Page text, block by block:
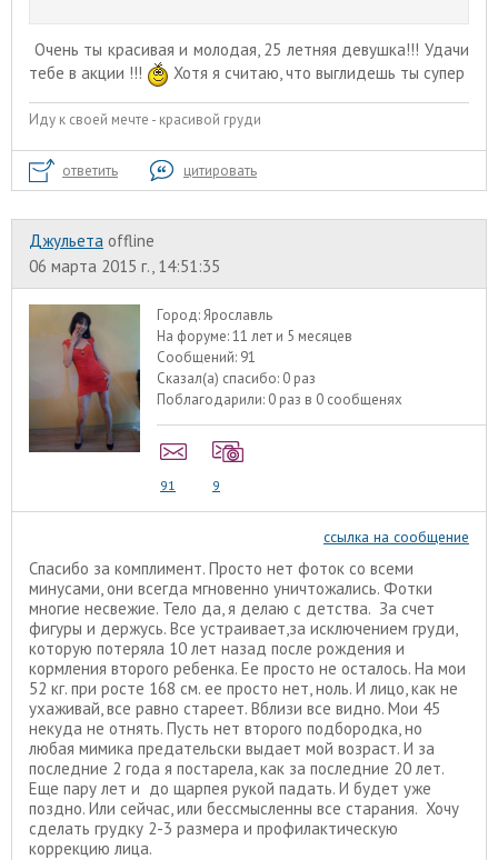
Очень ты красивая и молодая, 25 летняя девушка!!! Удачи
тебе в акции !!!
Хотя я считаю, что выглидешь ты супер
Иду к своей мечте - красивой груди
ответить цитировать
Джульета offline
06 марта 2015 г., 14:51:35
Город:Ярославль
На форуме:11 лет и 5 месяцев
Сообщений: 91
Сказал(а) спасибо: 0 раз
Поблагодарили: 0 раз в 0 сообщенях
91 9
ссылка на сообщение
Спасибо за комплимент. Просто нет фоток со всеми
минусами, они всегда мгновенно уничтожались. Фотки
многие несвежие. Тело да, я делаю с детства. За счет
фигуры и держусь. Все устраивает,за исключением груди,
которую потеряла 10 лет назад после рождения и
кормления второго ребенка. Ее просто не осталось. На мои
52 кг. при росте 168 см. ее просто нет, ноль. И лицо, как не
ухаживай, все равно стареет. Вблизи все видно. Мои 45
некуда не отнять. Пусть нет второго подбородка, но
любая мимика предательски выдает мой возраст. И за
последние 2 года я постарела, как за последние 20 лет.
Еще пару лет и до щарпея рукой падать. И будет уже
поздно. Или сейчас, или бессмысленны все старания. Хочу
сделать грудку 2-3 размера и профилактическую
коррекцию лица.